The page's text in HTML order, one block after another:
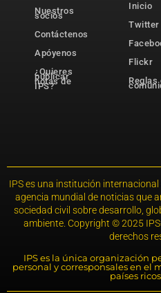
Nuestros
socios
Contáctenos
Apóyenos
¿Quieres
publicar
notas de
IPS?
Inicio
Twitter
Flickr
Reglas
IPS es una institución
agencia mundial de noticias que
sociedad civil sobre desarrollo,
ambiente. Copyright © 2025
derechos
IPS es la única organización
personal y corresponsales en el
países